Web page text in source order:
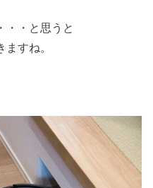
・・と思うと
すね。